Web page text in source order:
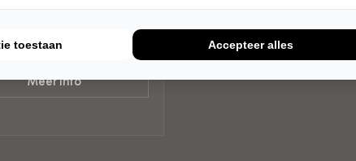
Uitverkocht
Meer info
toestaan Accepteer alles